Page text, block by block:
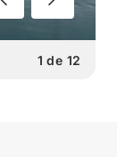
1 de 12